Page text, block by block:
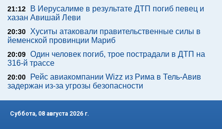
21:12
В Иерусалиме в результате ДТП погиб певец и
хазан Авишай Леви
20:30 Хуситы атаковали правительственные силы в
йеменской провинции Мариб
20:09 Один человек погиб, трое пострадали в ДТП на
316-й трассе
20:00
Рейс авиакомпании Wizz из Рима в Тель-Авив
задержан из-за угрозы безопасности
Суббота, 08 августа 2026 г.